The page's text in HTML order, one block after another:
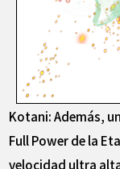
Kotani: Además,
Full Power de la
velocidad ultra